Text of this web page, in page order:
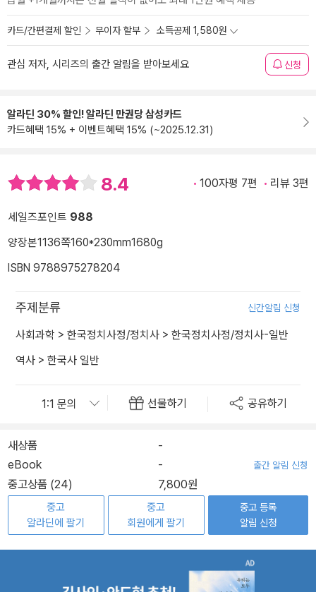
카드/간편결제 할인 무이자 할부 소득공제 1,580원
관심 저자, 시리즈의 출간 알림을 받아보세요 신청
알라딘 30% 할인! 알라딘 만권당 삼성카드
카드혜택 15% + 이벤트혜택 15% (~2025.12.31)
8.4 100자평 7편 리뷰 3편
세일즈포인트 988
양장본1136쪽160*230mm1680g
ISBN 9788975278204
주제분류 신간알림 신청
사회과학 > 한국정치사정/정치사 > 한국정치사정/정치사-일반
역사 > 한국사 일반
선물하기 공유하기
새상품
-
eBook
- 출간 알림 신청
중고상품 (24) 7,800원
중고
알라딘에 팔기
중고
회원에게 팔기
중고 등록
알림 신청